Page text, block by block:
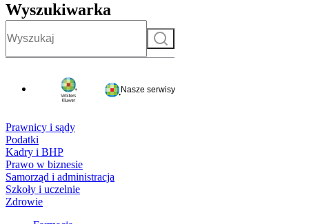
Wyszukiwarka
Szukaj
Nasze serwisy
Prawnicy i sądy
Podatki
Kadry i BHP
Prawo w biznesie
Samorząd i administracja
Szkoły i uczelnie
Zdrowie